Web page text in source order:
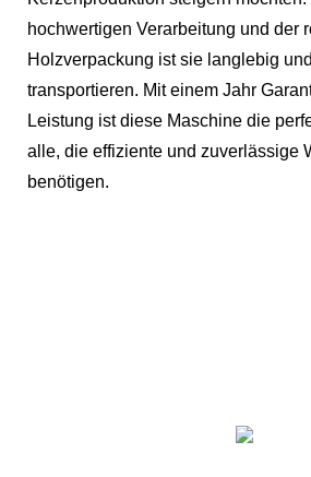
hochwertigen Verarbeitung und der
Holzverpackung ist sie langlebig
transportieren. Mit einem Jahr
Leistung ist diese Maschine die
alle, die effiziente und zuverlässige
benötigen.